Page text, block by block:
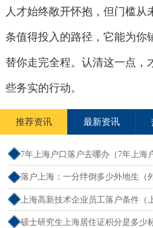
人才始终敞开怀抱，但门槛从
条值得投入的路径，它能为你
替你走完全程。认清这一点，
些务实的行动。
推荐资讯 最新资讯
7年上海户口落户去哪办（7年上海
落户上海：一分绊倒多少外地生（
孩可以考上海大学吗）
上海高新技术企业员工落户条件（
户）
硕士研究生上海居住证积分是多少